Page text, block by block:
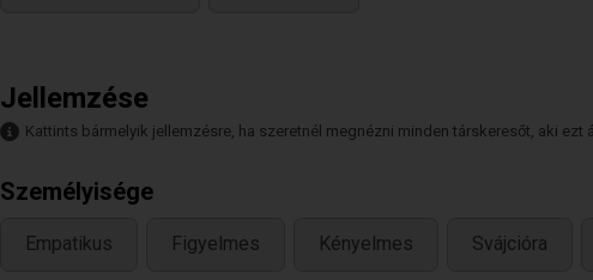
Jellemzése
Kattints bármelyik jellemzésre, ha szeretnél megnézni minden társkeresőt, aki ezt
Személyisége
Empatikus Figyelmes Kényelmes Svájcióra